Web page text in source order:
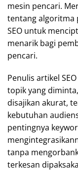
mesin pencari.
tentang algoritma
SEO untuk
menarik bagi
pencari.
Penulis artikel
topik yang
disajikan akurat,
kebutuhan
pentingnya
tanpa
terkesan